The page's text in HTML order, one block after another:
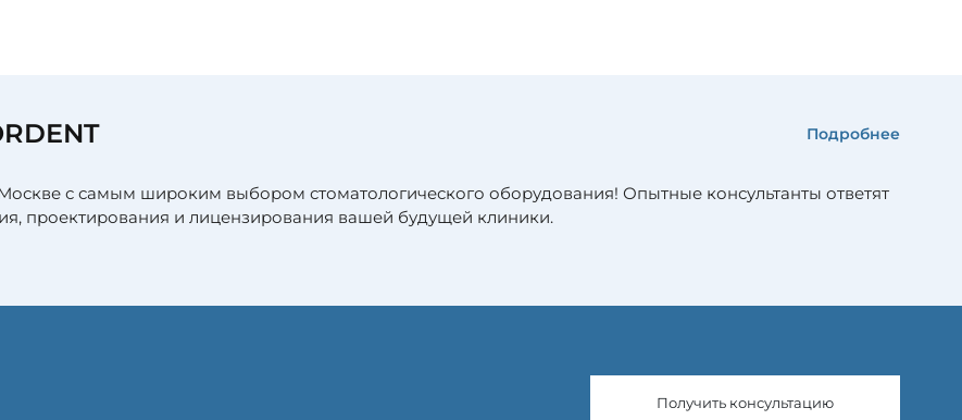
Подробнее
с самым широким выбором стоматологического оборудования! Опытные консультанты ответят
проектирования и лицензирования вашей будущей клиники.
Получить консультацию